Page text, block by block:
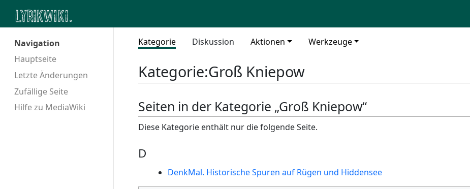
Navigation
Hauptseite
Letzte Änderungen
Zufällige Seite
Hilfe zu MediaWiki
Kategorie Diskussion Aktionen Werkzeuge
Kategorie:Groß Kniepow
Seiten in der Kategorie „Groß Kniepow“
Diese Kategorie enthält nur die folgende Seite.
D
DenkMal. Historische Spuren auf Rügen und Hiddensee